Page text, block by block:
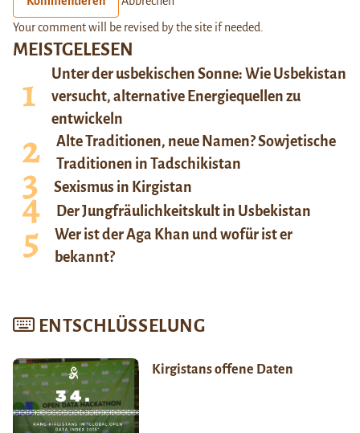
MEISTGELESEN
Unter der usbekischen Sonne: Wie Usbekistan
versucht, alternative Energiequellen zu
entwickeln
Alte Traditionen, neue Namen? Sowjetische
Traditionen in Tadschikistan
Sexismus in Kirgistan
Der Jungfräulichkeitskult in Usbekistan
Wer ist der Aga Khan und wofür ist er
bekannt?
ENTSCHLÜSSELUNG
Kirgistans offene Daten
Your comment will be revised by the site if needed.